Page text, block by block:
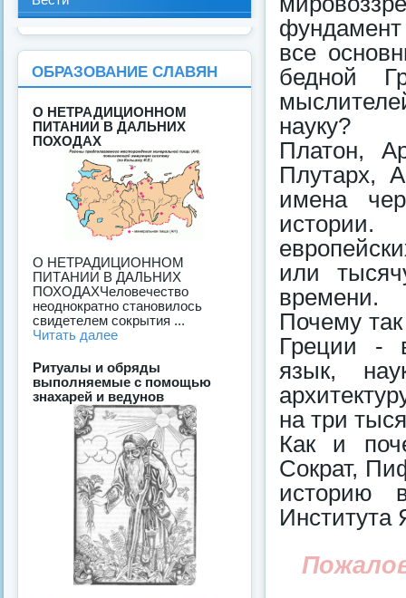
фундамент
все
бедной
науку?
Платон,
Плутарх,
имена
или
времени.
Почему
Греции -
язык,
на три
Как и
Сократ,
историю
ОБРАЗОВАНИЕ СЛАВЯН
О НЕТРАДИЦИОННОМ
ПИТАНИИ В ДАЛЬНИХ
ПОХОДАХ
О НЕТРАДИЦИОННОМ
ПИТАНИИ В ДАЛЬНИХ
ПОХОДАХЧеловечество
неоднократно становилось
свидетелем сокрытия ...
Читать далее
Ритуалы и обряды
выполняемые с помощью
знахарей и ведунов